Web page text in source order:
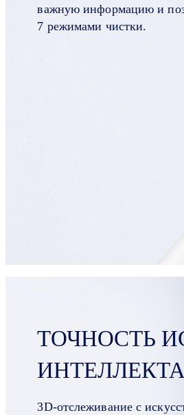
важную информацию и
7 режимами чистки.
ТОЧНОСТЬ
ИНТЕЛЛЕКТА
3D-отслеживание с